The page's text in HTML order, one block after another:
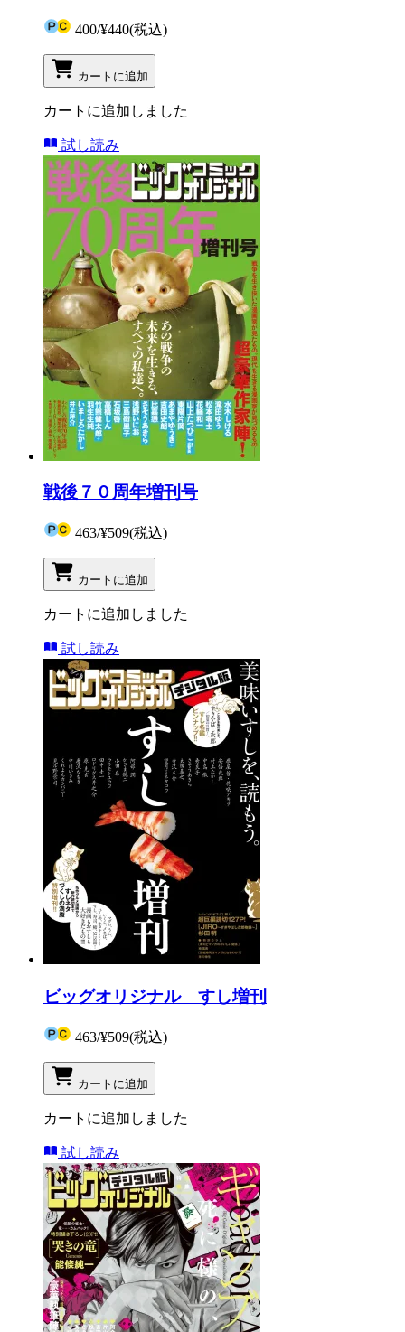
400/¥440(税込)
カートに追加
カートに追加しました
試し読み
戦後７０周年増刊号
463/¥509(税込)
カートに追加
カートに追加しました
試し読み
ビッグオリジナル すし増刊
463/¥509(税込)
カートに追加
カートに追加しました
試し読み